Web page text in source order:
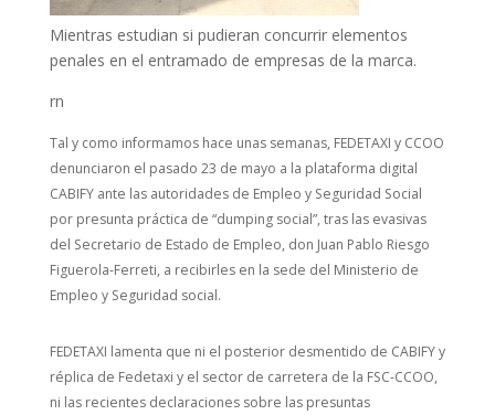
Mientras estudian si pudieran concurrir elementos
penales en el entramado de empresas de la marca.
rn
Tal y como informamos hace unas semanas, FEDETAXI y CCOO
denunciaron el pasado 23 de mayo a la plataforma digital
CABIFY ante las autoridades de Empleo y Seguridad Social
por presunta práctica de “dumping social”, tras las evasivas
del Secretario de Estado de Empleo, don Juan Pablo Riesgo
Figuerola-Ferreti, a recibirles en la sede del Ministerio de
Empleo y Seguridad social.
FEDETAXI lamenta que ni el posterior desmentido de CABIFY y
réplica de Fedetaxi y el sector de carretera de la FSC-CCOO,
ni las recientes declaraciones sobre las presuntas